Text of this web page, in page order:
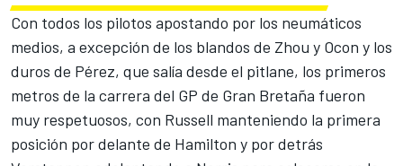
Con todos los pilotos apostando por los neumáticos
medios, a excepción de los blandos de Zhou y Ocon y los
duros de Pérez, que salía desde el pitlane, los primeros
metros de la carrera del GP de Gran Bretaña fueron
muy respetuosos, con Russell manteniendo la primera
posición por delante de Hamilton y por detrás